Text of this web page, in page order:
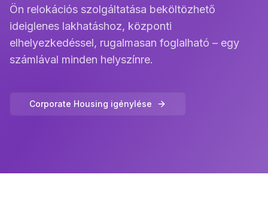
Ön relokációs szolgáltatása beköltözhető
ideiglenes lakhatáshoz, központi
elhelyezkedéssel, rugalmasan foglalható – egy
számlával minden helyszínre.
Corporate Housing igénylése